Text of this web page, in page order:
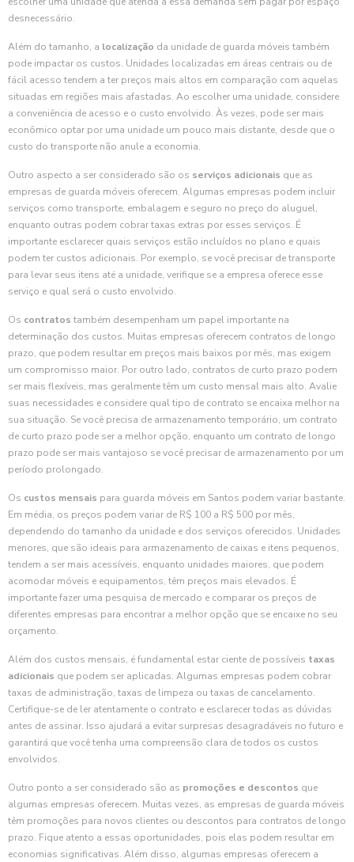
desnecessário.
Além do tamanho, a localização da unidade de guarda móveis também
pode impactar os custos. Unidades localizadas em áreas centrais ou de
fácil acesso tendem a ter preços mais altos em comparação com aquelas
situadas em regiões mais afastadas. Ao escolher uma unidade, considere
a conveniência de acesso e o custo envolvido. Às vezes, pode ser mais
econômico optar por uma unidade um pouco mais distante, desde que o
custo do transporte não anule a economia.
Outro aspecto a ser considerado são os serviços adicionais que as
empresas de guarda móveis oferecem. Algumas empresas podem incluir
serviços como transporte, embalagem e seguro no preço do aluguel,
enquanto outras podem cobrar taxas extras por esses serviços. É
importante esclarecer quais serviços estão incluídos no plano e quais
podem ter custos adicionais. Por exemplo, se você precisar de transporte
para levar seus itens até a unidade, verifique se a empresa oferece esse
serviço e qual será o custo envolvido.
Os contratos também desempenham um papel importante na
determinação dos custos. Muitas empresas oferecem contratos de longo
prazo, que podem resultar em preços mais baixos por mês, mas exigem
um compromisso maior. Por outro lado, contratos de curto prazo podem
ser mais flexíveis, mas geralmente têm um custo mensal mais alto. Avalie
suas necessidades e considere qual tipo de contrato se encaixa melhor na
sua situação. Se você precisa de armazenamento temporário, um contrato
de curto prazo pode ser a melhor opção, enquanto um contrato de longo
prazo pode ser mais vantajoso se você precisar de armazenamento por um
período prolongado.
Os custos mensais para guarda móveis em Santos podem variar bastante.
Em média, os preços podem variar de R$ 100 a R$ 500 por mês,
dependendo do tamanho da unidade e dos serviços oferecidos. Unidades
menores, que são ideais para armazenamento de caixas e itens pequenos,
tendem a ser mais acessíveis, enquanto unidades maiores, que podem
acomodar móveis e equipamentos, têm preços mais elevados. É
importante fazer uma pesquisa de mercado e comparar os preços de
diferentes empresas para encontrar a melhor opção que se encaixe no seu
orçamento.
Além dos custos mensais, é fundamental estar ciente de possíveis taxas
adicionais que podem ser aplicadas. Algumas empresas podem cobrar
taxas de administração, taxas de limpeza ou taxas de cancelamento.
Certifique-se de ler atentamente o contrato e esclarecer todas as dúvidas
antes de assinar. Isso ajudará a evitar surpresas desagradáveis no futuro e
garantirá que você tenha uma compreensão clara de todos os custos
envolvidos.
Outro ponto a ser considerado são as promoções e descontos que
algumas empresas oferecem. Muitas vezes, as empresas de guarda móveis
têm promoções para novos clientes ou descontos para contratos de longo
prazo. Fique atento a essas oportunidades, pois elas podem resultar em
economias significativas. Além disso, algumas empresas oferecem a